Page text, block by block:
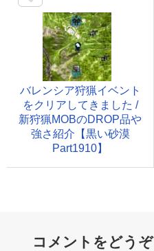
バレンシア狩猟イベント
をクリアしてきました /
新狩猟MOBのDROP品や
強さ紹介【黒い砂漠
Part1910】
コメントをどうぞ